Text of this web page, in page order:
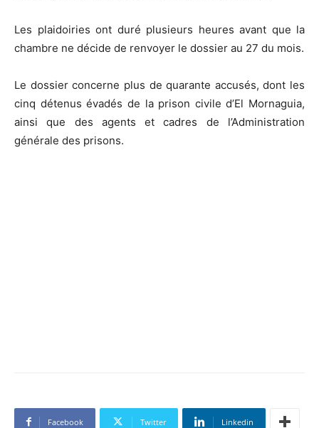
Les plaidoiries ont duré plusieurs heures avant que la
chambre ne décide de renvoyer le dossier au 27 du mois.
Le dossier concerne plus de quarante accusés, dont les
cinq détenus évadés de la prison civile d’El Mornaguia,
ainsi que des agents et cadres de l’Administration
générale des prisons.
Facebook Twitter Linkedin